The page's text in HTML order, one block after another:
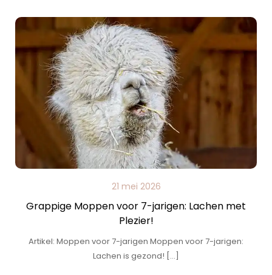
21 mei 2026
Grappige Moppen voor 7-jarigen: Lachen met
Plezier!
Artikel: Moppen voor 7-jarigen Moppen voor 7-jarigen:
Lachen is gezond! […]